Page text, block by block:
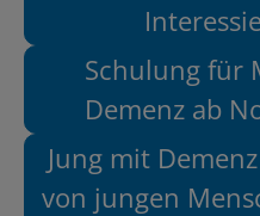
Schulung für
Demenz ab
Jung mit
von jungen